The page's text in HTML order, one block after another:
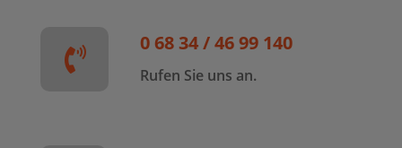

0 68 34 / 46 99 140
Rufen Sie uns an.